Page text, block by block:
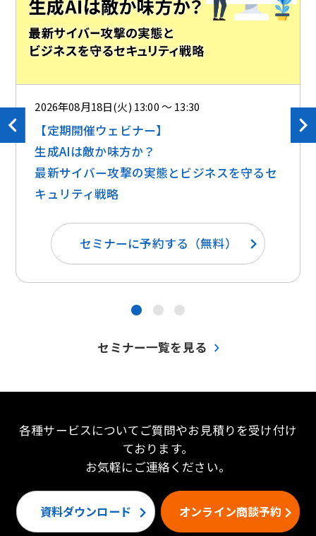
2026年08月18日(火) 13:00 ～ 13:30
【定期開催ウェビナー】
生成AIは敵か味方か？ ​​
最新サイバー攻撃の実態とビジネスを守るセ
キュリティ戦略
セミナーに予約する（無料）
● ● ●
セミナー一覧を見る
各種サービスについてご質問やお見積りを受け付け
ております。
お気軽にご連絡ください。
資料ダウンロード オンライン商談予約